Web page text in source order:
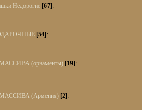
Недорогие [67] :
[54] :
(орнаменты) [19] :
МАССИВА (Армения) [2] :